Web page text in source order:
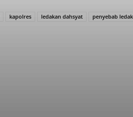
kapolres ledakan dahsyat penyebab